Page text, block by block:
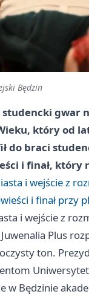
Będzin
studencki gwar
który od
do braci
i finał, który
i wejście z
i finał przy
i wejście z
Plus
ton.
w Będzinie